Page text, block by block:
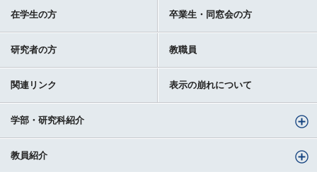
在学生の方 卒業生・同窓会の方
研究者の方 教職員
関連リンク 表示の崩れについて
学部・研究科紹介
教員紹介